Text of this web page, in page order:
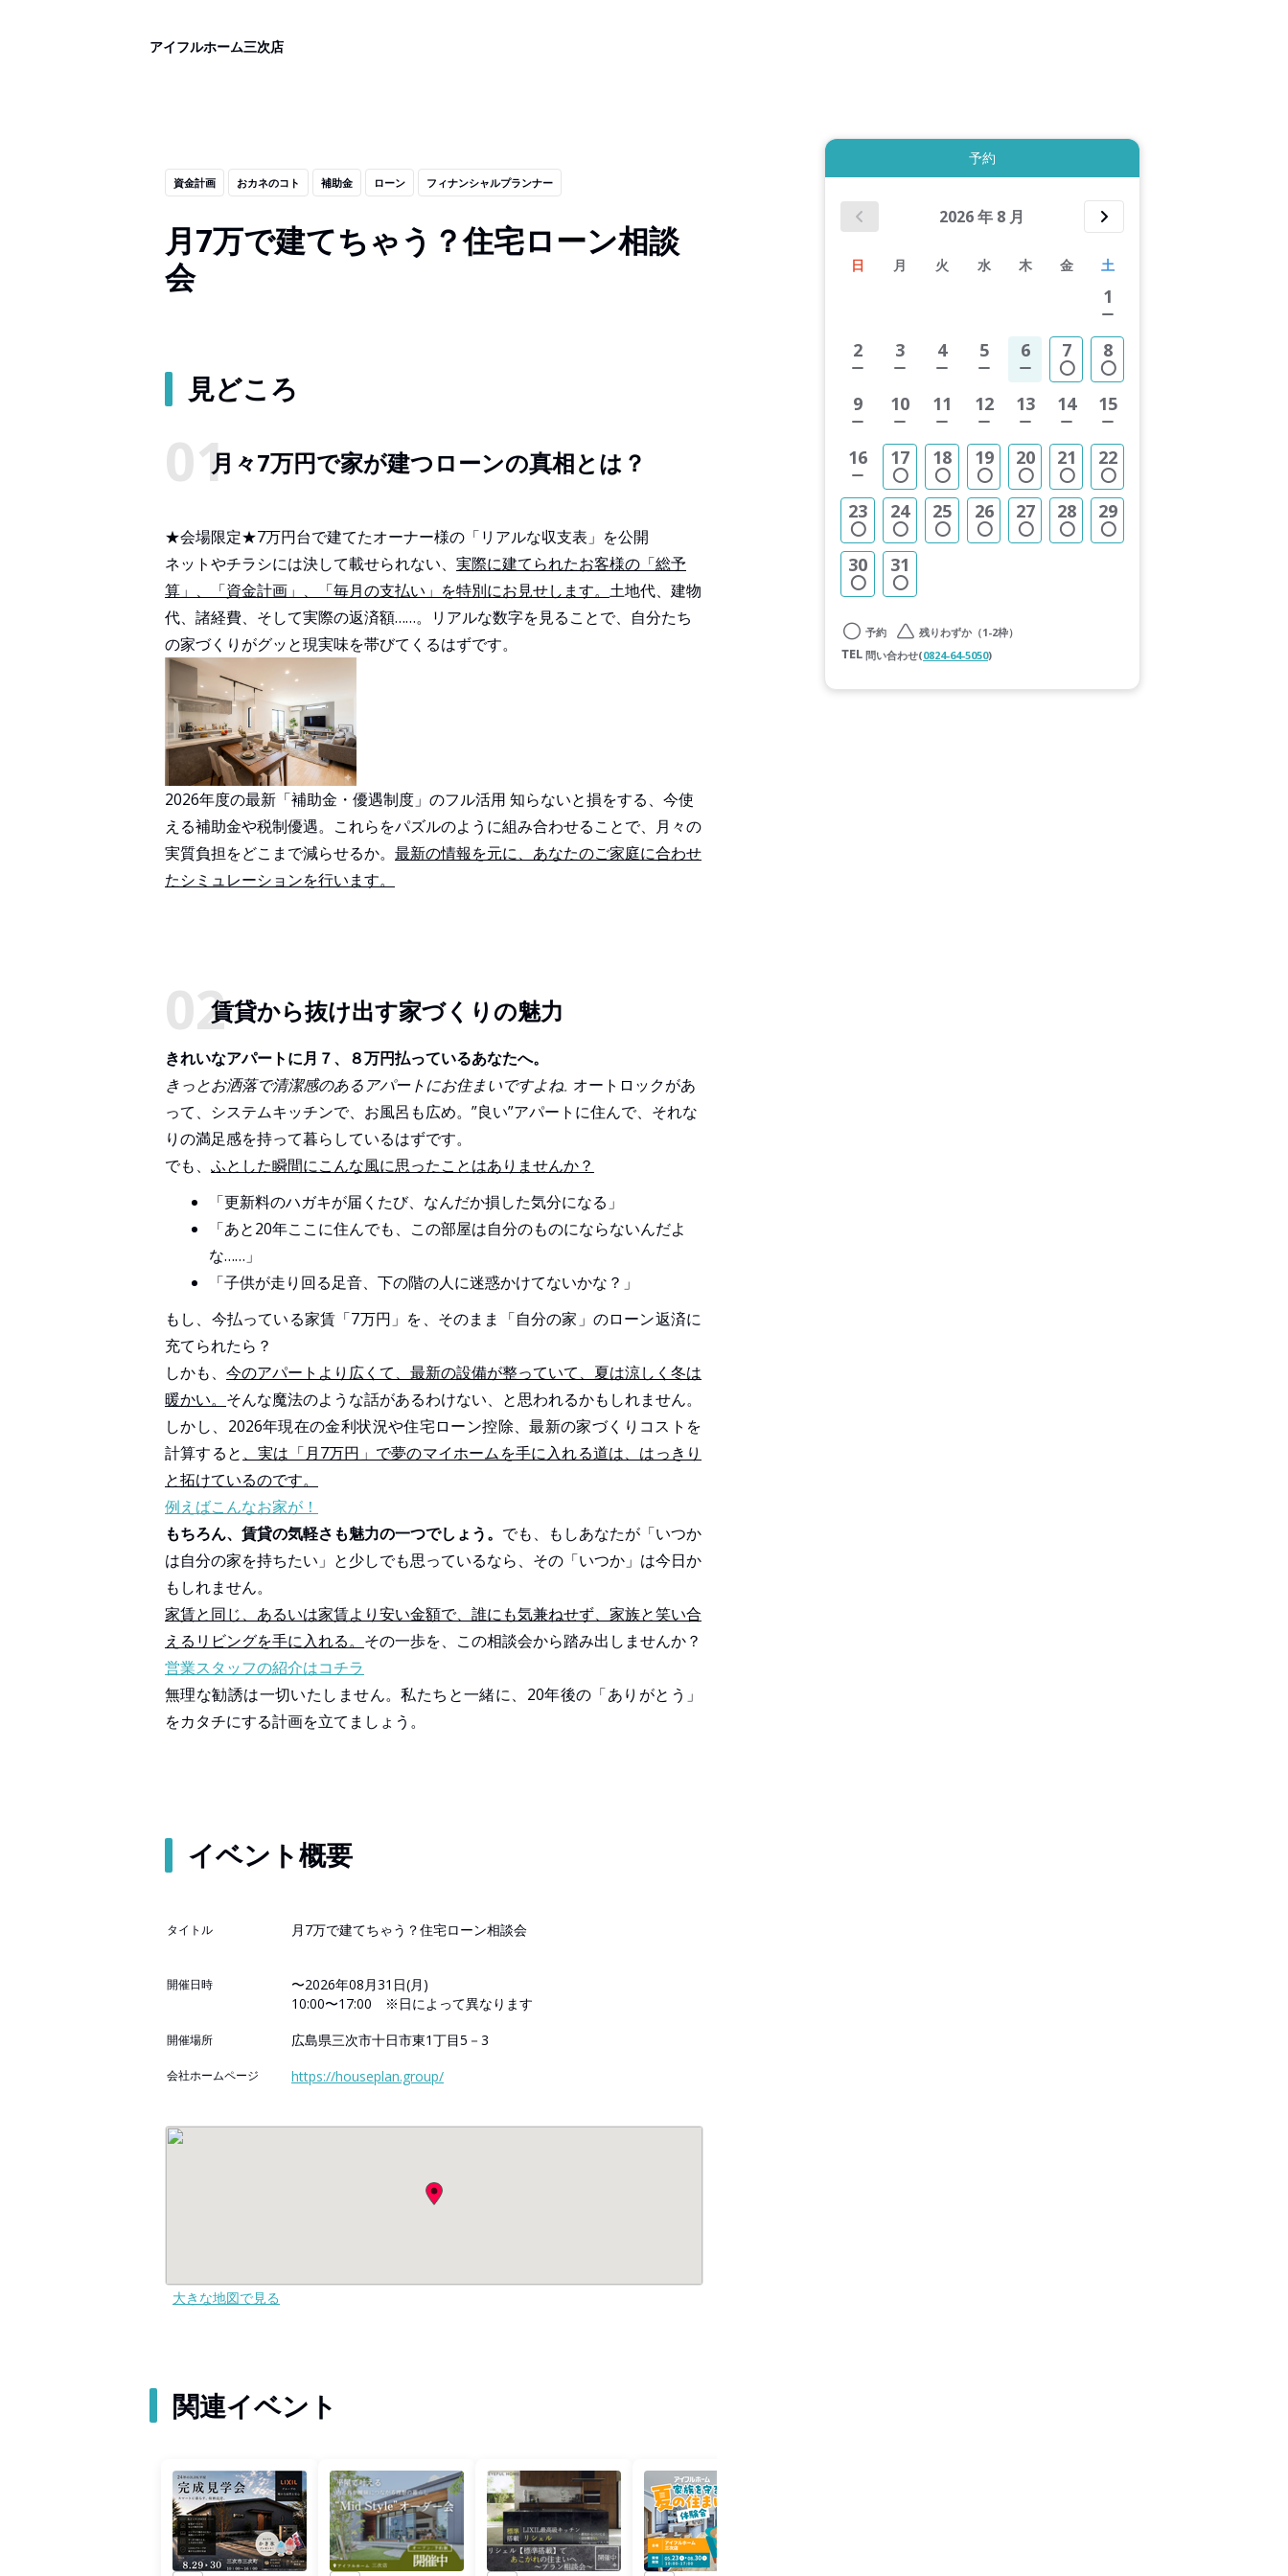
アイフルホーム三次店
資金計画 おカネのコト 補助金 ローン フィナンシャルプランナー
月7万で建てちゃう？住宅ローン相談
会
見どころ
月々7万円で家が建つローンの真相とは？
★会場限定★7万円台で建てたオーナー様の「リアルな収支表」を公開
ネットやチラシには決して載せられない、 実際に建てられたお客様の「総予
算」、「資金計画」、「毎月の支払い」を特別にお見せします。 土地代、建物
代、諸経費、そして実際の返済額……。リアルな数字を見ることで、自分たち
の家づくりがグッと現実味を帯びてくるはずです。
2026年度の最新「補助金・優遇制度」のフル活用 知らないと損をする、今使
える補助金や税制優遇。これらをパズルのように組み合わせることで、月々の
実質負担をどこまで減らせるか。 最新の情報を元に、あなたのご家庭に合わせ
たシミュレーションを行います。
賃貸から抜け出す家づくりの魅力
きれいなアパートに月７、８万円払っているあなたへ。
きっとお洒落で清潔感のあるアパートにお住まいですよね オートロックがあ
って、システムキッチンで、お風呂も広め。”良い”アパートに住んで、それな
りの満足感を持って暮らしているはずです。
でも、 ふとした瞬間にこんな風に思ったことはありませんか？
「更新料のハガキが届くたび、なんだか損した気分になる」
「あと20年ここに住んでも、この部屋は自分のものにならないんだよ
な……」
「子供が走り回る足音、下の階の人に迷惑かけてないかな？」
もし、今払っている家賃「7万円」を、そのまま「自分の家」のローン返済に
充てられたら？
しかも、 今のアパートより広くて、最新の設備が整っていて、夏は涼しく冬は
暖かい。 そんな魔法のような話があるわけない、と思われるかもしれません。
しかし、2026年現在の金利状況や住宅ローン控除、最新の家づくりコストを
計算すると 、実は「月7万円」で夢のマイホームを手に入れる道は、はっきり
と拓けているのです。
例えばこんなお家が！
もちろん、賃貸の気軽さも魅力の一つでしょう。 でも、もしあなたが「いつか
は自分の家を持ちたい」と少しでも思っているなら、その「いつか」は今日か
もしれません。
家賃と同じ、あるいは家賃より安い金額で、誰にも気兼ねせず、家族と笑い合
えるリビングを手に入れる。 その一歩を、この相談会から踏み出しませんか？
営業スタッフの紹介はコチラ
無理な勧誘は一切いたしません。私たちと一緒に、20年後の「ありがとう」
をカタチにする計画を立てましょう。
イベント概要
タイトル 月7万で建てちゃう？住宅ローン相談会
開催日時
〜2026年08月31日(月)
10:00〜17:00 ※日によって異なります
開催場所 広島県三次市十日市東1丁目5－3
会社ホームページ https://houseplan.group/
大きな地図で見る
関連イベント
予約
2026年 8 月
日 月 火 水 木 金 土
1
2 3 4 5 6 7 8
9 10 11 12 13 14 15
16 17 18 19 20 21 22
23 24 25 26 27 28 29
30 31
予約
残りわずか（1-2枠）
問い合わせ(0824-64-5050)